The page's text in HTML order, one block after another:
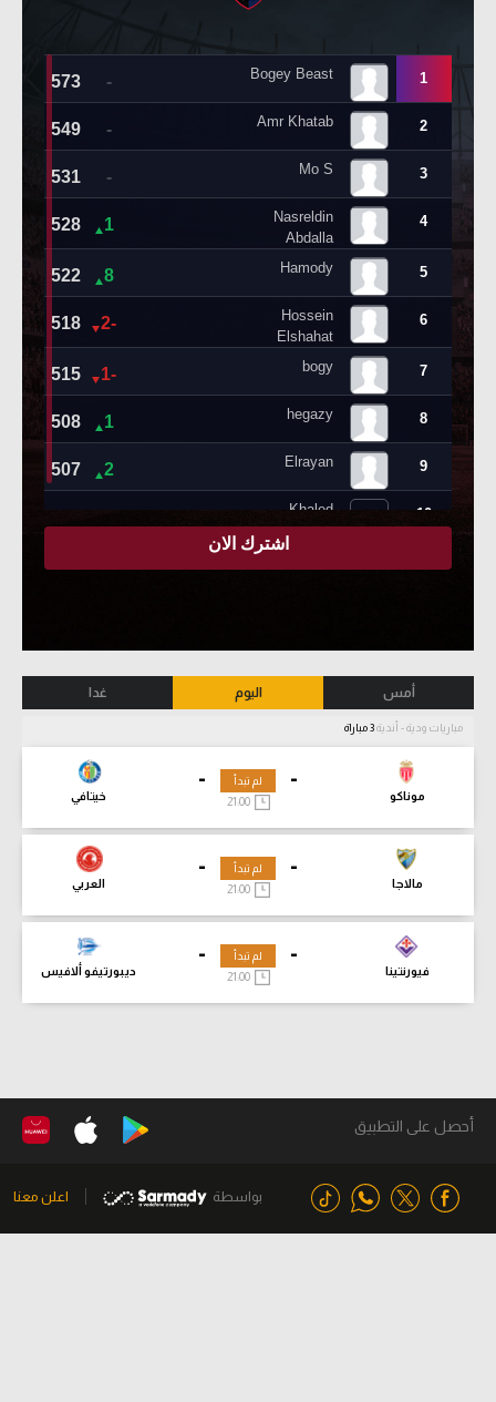
أمس اليوم غدا
مباريات ودية - أندية
-
موناكو
-
خيتافي
لم تبدأ
21:00
-
مالاجا
-
العربي
لم تبدأ
21:00
-
فيورنتينا
-
ديبورتيفو ألافيس
لم تبدأ
21:00
أحصل على التطبيق
بواسطة اعلن معنا